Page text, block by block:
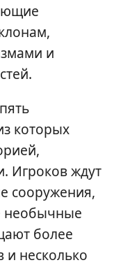
и
которых
Игроков ждут
сооружения,
необычные
более
и несколько